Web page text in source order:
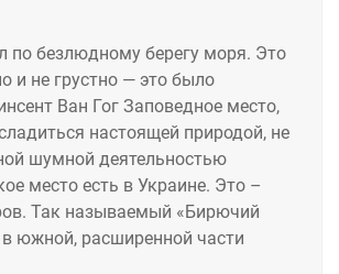
по безлюдному берегу моря. Это
и не грустно — это было
Ван Гог Заповедное место,
настоящей природой, не
шумной деятельностью
место есть в Украине. Это –
Так называемый «Бирючий
в южной, расширенной части